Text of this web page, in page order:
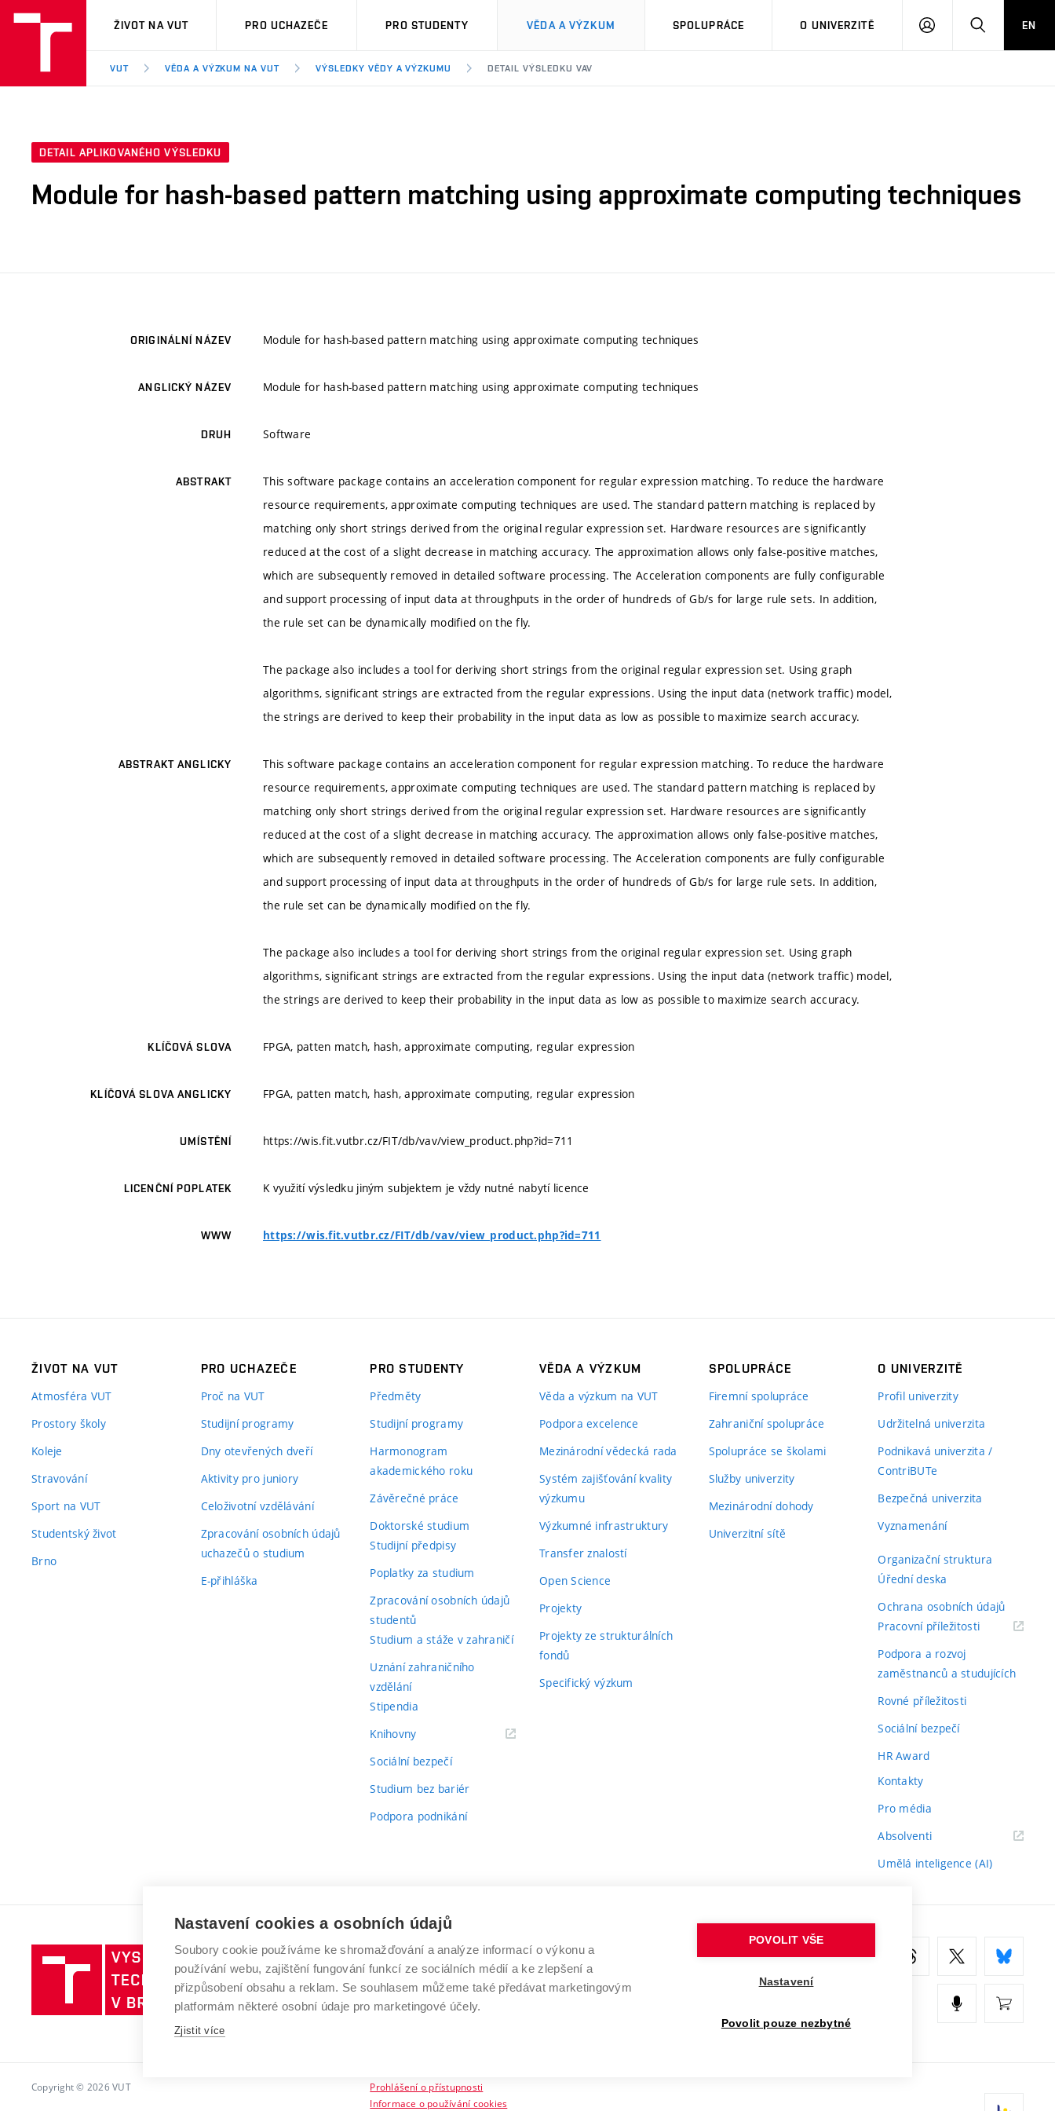
VUT
ŽIVOT NA VUT PRO UCHAZEČE PRO STUDENTY VĚDA A VÝZKUM SPOLUPRÁCE O UNIVERZITĚ
PŘIHLÁSIT HLEDATEN
VUT VĚDA A VÝZKUM NA VUT VÝSLEDKY VĚDY A VÝZKUMU DETAIL VÝSLEDKU VAV
DETAIL APLIKOVANÉHO VÝSLEDKU
Module for hash-based pattern matching using approximate computing techniques
ORIGINÁLNÍ NÁZEV Module for hash-based pattern matching using approximate computing techniques
ANGLICKÝ NÁZEV Module for hash-based pattern matching using approximate computing techniques
DRUH Software
ABSTRAKT
This software package contains an acceleration component for regular expression matching. To reduce the hardware
resource requirements, approximate computing techniques are used. The standard pattern matching is replaced by
matching only short strings derived from the original regular expression set. Hardware resources are significantly
reduced at the cost of a slight decrease in matching accuracy. The approximation allows only false-positive matches,
which are subsequently removed in detailed software processing. The Acceleration components are fully configurable
and support processing of input data at throughputs in the order of hundreds of Gb/s for large rule sets. In addition,
the rule set can be dynamically modified on the fly.
The package also includes a tool for deriving short strings from the original regular expression set. Using graph
algorithms, significant strings are extracted from the regular expressions. Using the input data (network traffic) model,
the strings are derived to keep their probability in the input data as low as possible to maximize search accuracy.
ABSTRAKT ANGLICKY
This software package contains an acceleration component for regular expression matching. To reduce the hardware
resource requirements, approximate computing techniques are used. The standard pattern matching is replaced by
matching only short strings derived from the original regular expression set. Hardware resources are significantly
reduced at the cost of a slight decrease in matching accuracy. The approximation allows only false-positive matches,
which are subsequently removed in detailed software processing. The Acceleration components are fully configurable
and support processing of input data at throughputs in the order of hundreds of Gb/s for large rule sets. In addition,
the rule set can be dynamically modified on the fly.
The package also includes a tool for deriving short strings from the original regular expression set. Using graph
algorithms, significant strings are extracted from the regular expressions. Using the input data (network traffic) model,
the strings are derived to keep their probability in the input data as low as possible to maximize search accuracy.
KLÍČOVÁ SLOVA FPGA, patten match, hash, approximate computing, regular expression
KLÍČOVÁ SLOVA ANGLICKY FPGA, patten match, hash, approximate computing, regular expression
UMÍSTĚNÍ https://wis.fit.vutbr.cz/FIT/db/vav/view_product.php?id=711
LICENČNÍ POPLATEK K využití výsledku jiným subjektem je vždy nutné nabytí licence
WWW https://wis.fit.vutbr.cz/FIT/db/vav/view_product.php?id=711
ŽIVOT NA VUT
Atmosféra VUT
Prostory školy
Koleje
Stravování
Sport na VUT
Studentský život
Brno
PRO UCHAZEČE
Proč na VUT
Studijní programy
Dny otevřených dveří
Aktivity pro juniory
Celoživotní vzdělávání
Zpracování osobních údajů
uchazečů o studium
E-přihláška
PRO STUDENTY
Předměty
Studijní programy
Harmonogram
akademického roku
Závěrečné práce
Doktorské studium
Studijní předpisy
Poplatky za studium
Zpracování osobních údajů
studentů
Studium a stáže v zahraničí
Uznání zahraničního
vzdělání
Stipendia
Knihovny(externí
Sociální bezpečí
Studium bez bariér
Podpora podnikání
VĚDA A VÝZKUM
Věda a výzkum na VUT
Podpora excelence
Mezinárodní vědecká rada
Systém zajišťování kvality
výzkumu
Výzkumné infrastruktury
Transfer znalostí
Open Science
Projekty
Projekty ze strukturálních
fondů
Specifický výzkum
SPOLUPRÁCE
Firemní spolupráce
Zahraniční spolupráce
Spolupráce se školami
Služby univerzity
Mezinárodní dohody
Univerzitní sítě
O UNIVERZITĚ
Profil univerzity
Udržitelná univerzita
Podnikavá univerzita /
ContriBUTe
Bezpečná univerzita
Vyznamenání
Organizační struktura
Úřední deska
Ochrana osobních údajů
Pracovní příležitosti(externí
Podpora a rozvoj
zaměstnanců a studujících
Rovné příležitosti
Sociální bezpečí
HR Award
Kontakty
Pro média
Absolventi(externí
Umělá inteligence (AI)
Vysoké
učení
technické
v
VYSOKÉ UČENÍ TECHNICKÉ V BRNĚ
Antonínská 548/1
602 00 Brno
www.vut.cz
Copyright © 2026 VUT
Prohlášení o přístupnosti
Informace o používání cookies
Nastavení cookies a osobních údajů
Soubory cookie používáme ke shromažďování a analýze informací o výkonu a
používání webu, zajištění fungování funkcí ze sociálních médií a ke zlepšení a
přizpůsobení obsahu a reklam. Se souhlasem můžeme také předávat marketingovým
platformám některé osobní údaje pro marketingové účely.
Zjistit více
POVOLIT VŠE
Nastavení
Povolit pouze nezbytné